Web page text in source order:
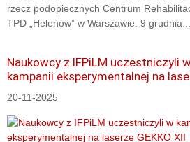
rzecz podopiecznych Centrum
TPD „Helenów” w Warszawie. 9 grudnia...
Naukowcy z IFPiLM uczestniczyli w
kampanii eksperymentalnej na
20-11-2025